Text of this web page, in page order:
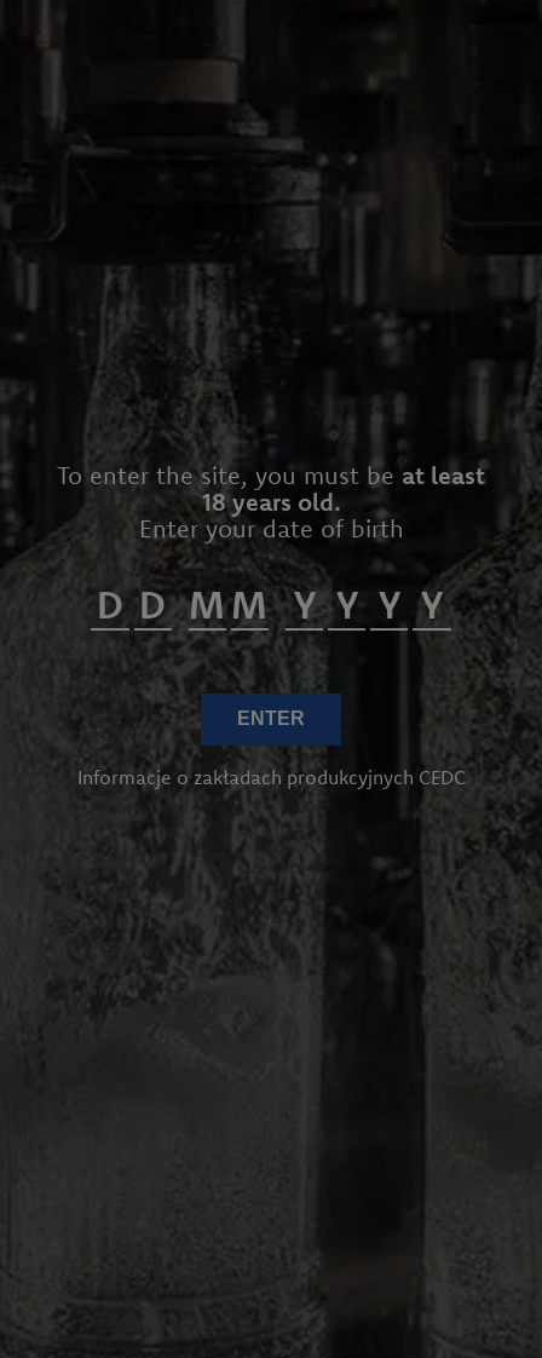
To enter the site, you must be at least
18 years old.
Enter your date of birth
ENTER
Informacje o zakładach produkcyjnych CEDC
WINES